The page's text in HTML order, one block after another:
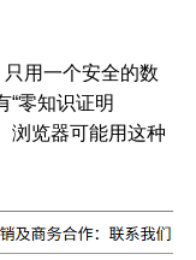
用一个安全的数
“零知识证明
浏览器可能用这种